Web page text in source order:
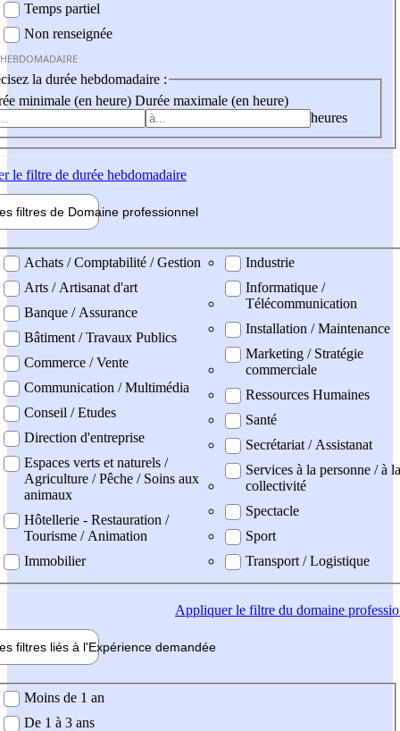
Temps partiel
Non renseignée
la durée hebdomadaire :
minimale (en heure) Durée maximale (en heure)
heures
le filtre de durée hebdomadaire
filtres de Domaine professionnel
professionel
Achats / Comptabilité / Gestion
Arts / Artisanat d'art
Banque / Assurance
Bâtiment / Travaux Publics
Commerce / Vente
Communication / Multimédia
Conseil / Etudes
Direction d'entreprise
Espaces verts et naturels /
Agriculture / Pêche / Soins aux
animaux
Hôtellerie - Restauration /
Tourisme / Animation
Immobilier
Industrie
Informatique /
Télécommunication
Installation / Maintenance
Marketing / Stratégie
commerciale
Ressources Humaines
Santé
Secrétariat / Assistanat
Services à la personne / à la
collectivité
Spectacle
Sport
Transport / Logistique
Appliquerle filtre du domaine
filtres liés à l'Expérience demandée
demandée
Moins de 1 an
De 1 à 3 ans